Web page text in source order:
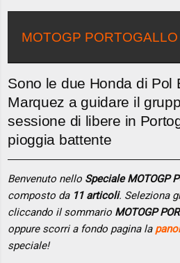
MOTOGP
Sono le due Honda di Pol
Marquez a guidare il
sessione di libere in
pioggia battente
Benvenuto nello Speciale MOTOGP
composto da 11 articoli. Seleziona
cliccando il sommario MOTOGP
oppure scorri a fondo pagina la
speciale!